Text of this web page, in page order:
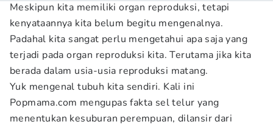
Meskipun kita memiliki organ reproduksi, tetapi
kenyataannya kita belum begitu mengenalnya.
Padahal kita sangat perlu mengetahui apa saja yang
terjadi pada organ reproduksi kita. Terutama jika kita
berada dalam usia-usia reproduksi matang.
Yuk mengenal tubuh kita sendiri. Kali ini
Popmama.com mengupas fakta sel telur yang
menentukan kesuburan perempuan, dilansir dari